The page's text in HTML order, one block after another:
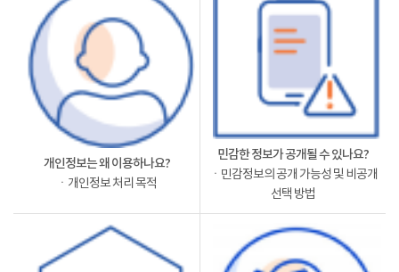
개인정보는 왜 이용하나요?
ㆍ개인정보 처리 목적
민감한 정보가 공개될 수 있나요?
ㆍ민감정보의 공개 가능성 및 비공개
선택 방법